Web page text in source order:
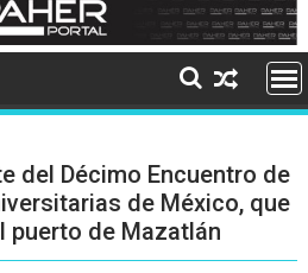
del Décimo Encuentro de
de México, que
puerto de Mazatlán